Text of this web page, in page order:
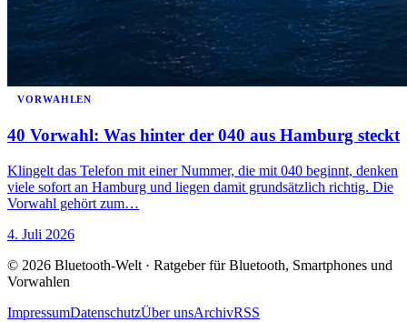
VORWAHLEN
40 Vorwahl: Was hinter der 040 aus Hamburg steckt
Klingelt das Telefon mit einer Nummer, die mit 040 beginnt, denken
viele sofort an Hamburg und liegen damit grundsätzlich richtig. Die
Vorwahl gehört zum…
4. Juli 2026
© 2026 Bluetooth-Welt · Ratgeber für Bluetooth, Smartphones und
Vorwahlen
ImpressumDatenschutzÜber unsArchivRSS